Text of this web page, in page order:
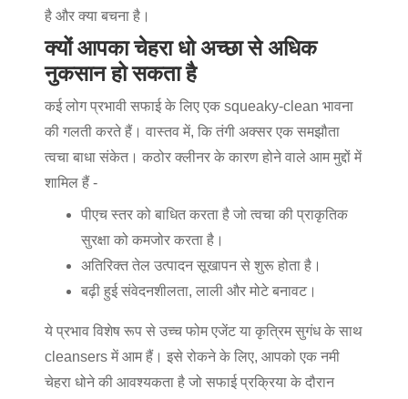
है और क्या बचना है।
क्यों आपका चेहरा धो अच्छा से अधिक
नुकसान हो सकता है
कई लोग प्रभावी सफाई के लिए एक squeaky-clean भावना
की गलती करते हैं। वास्तव में, कि तंगी अक्सर एक समझौता
त्वचा बाधा संकेत। कठोर क्लीनर के कारण होने वाले आम मुद्दों में
शामिल हैं -
पीएच स्तर को बाधित करता है जो त्वचा की प्राकृतिक
सुरक्षा को कमजोर करता है।
अतिरिक्त तेल उत्पादन सूखापन से शुरू होता है।
बढ़ी हुई संवेदनशीलता, लाली और मोटे बनावट।
ये प्रभाव विशेष रूप से उच्च फोम एजेंट या कृत्रिम सुगंध के साथ
cleansers में आम हैं। इसे रोकने के लिए, आपको एक नमी
चेहरा धोने की आवश्यकता है जो सफाई प्रक्रिया के दौरान